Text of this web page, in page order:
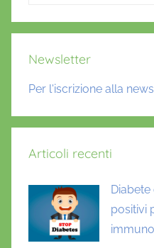
Newsletter
Per l'iscrizione alla
Articoli recenti
Diabete
positivi